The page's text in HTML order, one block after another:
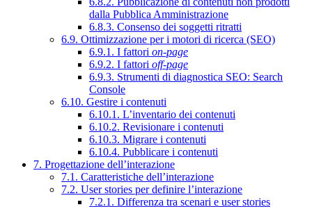
dalla Pubblica Amministrazione
6.8.3. Consenso dei soggetti ritratti
6.9. Ottimizzazione per i motori di ricerca (SEO)
6.9.1. I fattori on-page
6.9.2. I fattori off-page
6.9.3. Strumenti di diagnostica SEO: Search
Console
6.10. Gestire i contenuti
6.10.1. L’inventario dei contenuti
6.10.2. Revisionare i contenuti
6.10.3. Migrare i contenuti
6.10.4. Pubblicare i contenuti
7. Progettazione dell’interazione
7.1. Caratteristiche dell’interazione
7.2. User stories per definire l’interazione
7.2.1. Differenza tra scenari e user stories